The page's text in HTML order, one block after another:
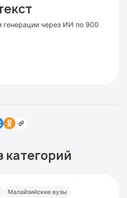
генерации через ИИ по 900
категорий
Малайзийские вузы